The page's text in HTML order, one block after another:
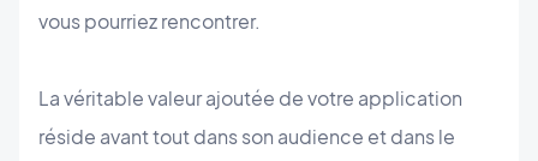
vous pourriez rencontrer.
La véritable valeur ajoutée de votre application
réside avant tout dans son audience et dans le